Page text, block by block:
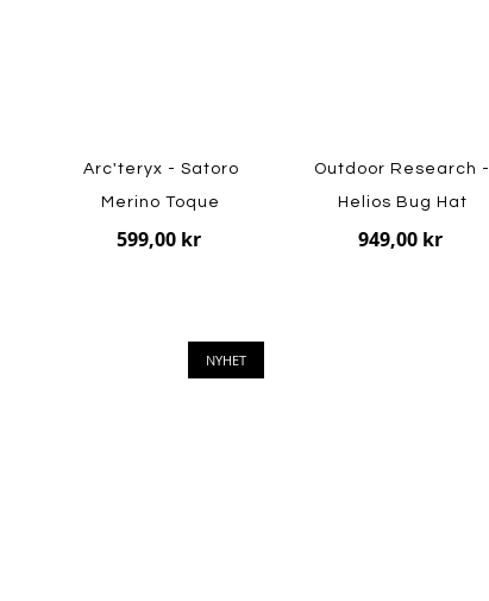
Arc'teryx - Satoro
Merino Toque
599,00 kr
Outdoor Research -
Helios Bug Hat
949,00 kr
NYHET